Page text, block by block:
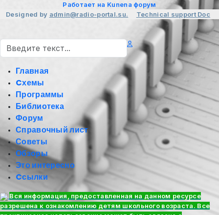
Работает на Kunena форум
Designed by admin@radio-portal.su. Technical support Doc
Поиск
Главная
Cхемы
Программы
Библиотека
Форум
Справочный лист
Советы
Обзоры
Это интересно
Cсылки
Вся информация, предоставленная на данном ресурсе
разрешена к ознакомлению детям школьного возраста. Все